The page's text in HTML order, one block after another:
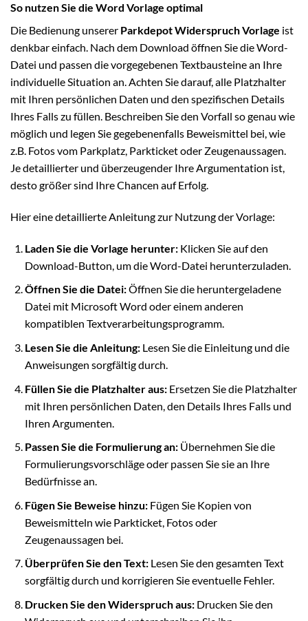
So nutzen Sie die Word Vorlage optimal
Die Bedienung unserer Parkdepot Widerspruch Vorlage ist
denkbar einfach. Nach dem Download öffnen Sie die Word-
Datei und passen die vorgegebenen Textbausteine an Ihre
individuelle Situation an. Achten Sie darauf, alle Platzhalter
mit Ihren persönlichen Daten und den spezifischen Details
Ihres Falls zu füllen. Beschreiben Sie den Vorfall so genau wie
möglich und legen Sie gegebenenfalls Beweismittel bei, wie
z.B. Fotos vom Parkplatz, Parkticket oder Zeugenaussagen.
Je detaillierter und überzeugender Ihre Argumentation ist,
desto größer sind Ihre Chancen auf Erfolg.
Hier eine detaillierte Anleitung zur Nutzung der Vorlage:
Laden Sie die Vorlage herunter:Klicken Sie auf den
Download-Button, um die Word-Datei herunterzuladen.
Öffnen Sie die Datei:Öffnen Sie die heruntergeladene
Datei mit Microsoft Word oder einem anderen
kompatiblen Textverarbeitungsprogramm.
Lesen Sie die Anleitung:Lesen Sie die Einleitung und die
Anweisungen sorgfältig durch.
Füllen Sie die Platzhalter aus:Ersetzen Sie die Platzhalter
mit Ihren persönlichen Daten, den Details Ihres Falls und
Ihren Argumenten.
Passen Sie die Formulierung an:Übernehmen Sie die
Formulierungsvorschläge oder passen Sie sie an Ihre
Bedürfnisse an.
Fügen Sie Beweise hinzu:Fügen Sie Kopien von
Beweismitteln wie Parkticket, Fotos oder
Zeugenaussagen bei.
Überprüfen Sie den Text:Lesen Sie den gesamten Text
sorgfältig durch und korrigieren Sie eventuelle Fehler.
Drucken Sie den Widerspruch aus:Drucken Sie den